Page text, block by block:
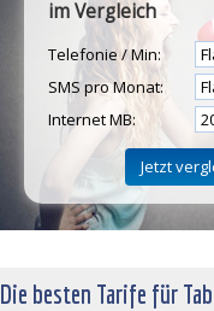
im Vergleich
Telefonie / Min:
SMS pro Monat:
Internet MB:
Die besten Tarife für